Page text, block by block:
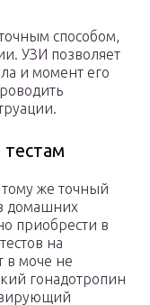
способом,
УЗИ позволяет
и момент его
же точный
домашних
приобрести в
на
в моче не
гонадотропин